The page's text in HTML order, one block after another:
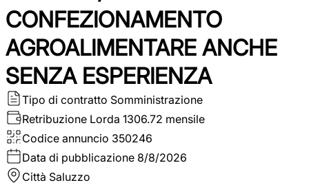
CONFEZIONAMENTO
AGROALIMENTARE ANCHE
SENZA ESPERIENZA
Tipo di contratto Somministrazione
Retribuzione Lorda 1306.72 mensile
Codice annuncio 350246
Data di pubblicazione 8/8/2026
Città Saluzzo